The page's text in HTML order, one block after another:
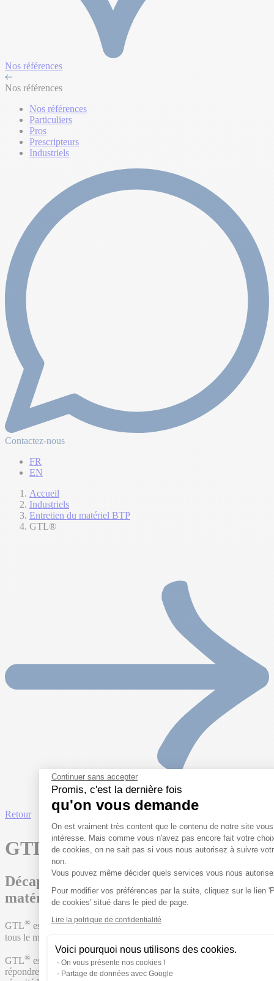
Nos références
Nos références
Nos références
Particuliers
Pros
Prescripteurs
Industriels
Contactez-nous
FR
EN
Accueil
Industriels
Entretien du matériel BTP
GTL®
Retour
GTL ®
Décapant laitances, ciment et chaux pour
matériel du BTP
GTL® est un décapant ciment, laitance pour l’entretien quotidien de
tous le matériel utilisé dans le bâtiment et les travaux publics.
GTL® est un produit de nouvelle génération, il a été pensé pour
répondre aux différentes exigences des applicateurs en termes de
Continuer sans accepter
Promis, c'est la dernière fois
qu'on vous demande
Plateforme de Gestion du
On est vraiment très content que le contenu de notre site vous
intéresse. Mais comme vous n'avez pas encore fait votre
de cookies, on ne sait pas si vous nous autorisez à suivre
non.
Vous pouvez même décider quels services vous nous
Pour modifier vos préférences par la suite, cliquez sur le lien
de cookies' situé dans le pied de page.
Lire la politique de confidentialité
Voici pourquoi nous utilisons des cookies.
On vous présente nos cookies !
Partage de données avec Google
Axeptio consent